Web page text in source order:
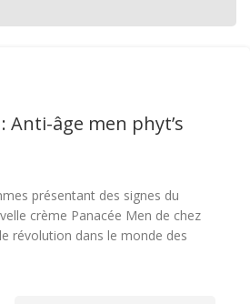
Anti-âge men phyt’s
présentant des signes du
crème Panacée Men de chez
révolution dans le monde des